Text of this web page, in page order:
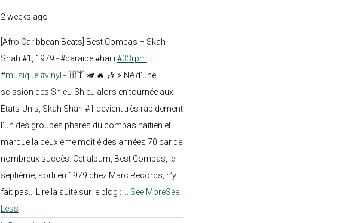
2 weeks ago
[Afro Caribbean Beats] Best Compas – Skah
Shah #1, 1979 - #caraïbe #haïti #33rpm
#musique #vinyl - 🇭🇹 🎺 🔥 🎶 ⚡ Né d’une
scission des Shleu-Shleu alors en tournée aux
États-Unis, Skah Shah #1 devient très rapidement
l’un des groupes phares du compas haïtien et
marque la deuxième moitié des années 70 par de
nombreux succès. Cet album, Best Compas, le
septième, sorti en 1979 chez Marc Records, n’y
fait pas... Lire la suite sur le blog :
See MoreSee
Less